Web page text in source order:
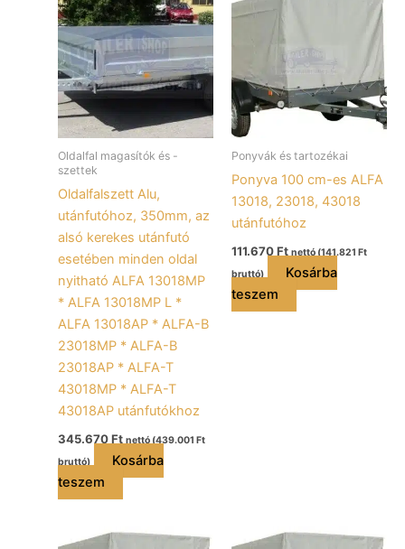
Oldalfal magasítók és -
szettek
Oldalfalszett Alu,
utánfutóhoz, 350mm, az
alsó kerekes utánfutó
esetében minden oldal
nyitható ALFA 13018MP
* ALFA 13018MP L *
ALFA 13018AP * ALFA-B
23018MP * ALFA-B
23018AP * ALFA-T
43018MP * ALFA-T
43018AP utánfutókhoz
345.670Ft nettó (439.001 Ft
bruttó)
Kosárba
teszem
Ponyvák és tartozékai
Ponyva 100 cm-es ALFA
13018, 23018, 43018
utánfutóhoz
111.670Ft nettó (141.821 Ft
bruttó)
Kosárba
teszem